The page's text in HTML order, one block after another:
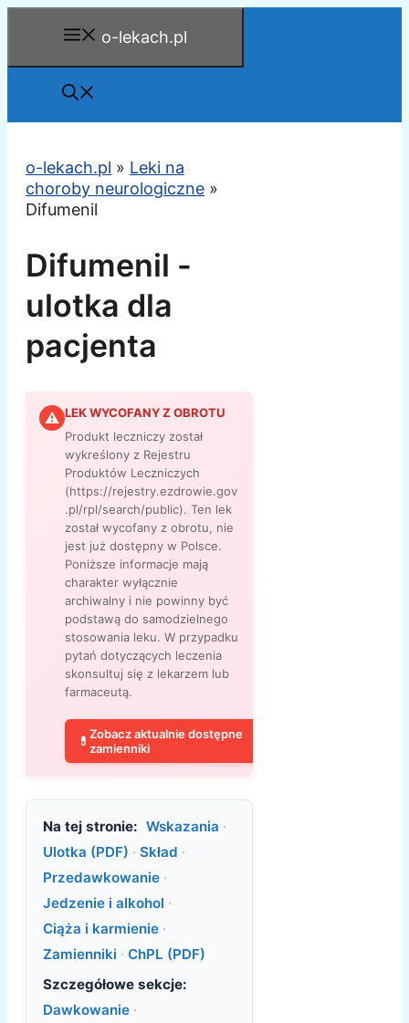
o-lekach.pl
o-lekach.pl » Leki na
choroby neurologiczne »
Difumenil
Difumenil -
ulotka dla
pacjenta
⚠ LEK WYCOFANY Z OBROTU
Produkt leczniczy został
wykreślony z Rejestru
Produktów Leczniczych
(https://rejestry.ezdrowie.gov
.pl/rpl/search/public). Ten lek
został wycofany z obrotu, nie
jest już dostępny w Polsce.
Poniższe informacje mają
charakter wyłącznie
archiwalny i nie powinny być
podstawą do samodzielnego
stosowania leku. W przypadku
pytań dotyczących leczenia
skonsultuj się z lekarzem lub
farmaceutą.
💊 Zobacz aktualnie dostępne
zamienniki
Na tej stronie: Wskazania ·
Ulotka (PDF) · Skład ·
Przedawkowanie ·
Jedzenie i alkohol ·
Ciąża i karmienie ·
Zamienniki · ChPL (PDF)
Szczegółowe sekcje:
Dawkowanie ·